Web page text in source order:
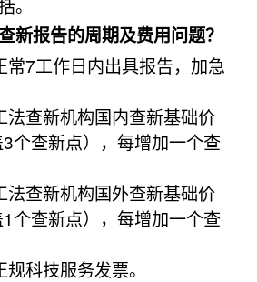
新报告的周期及费用问题？
常7工作日内出具报告，加急
法查新机构国内查新基础价
个查新点），每增加一个查
法查新机构国外查新基础价
个查新点），每增加一个查
规科技服务发票。